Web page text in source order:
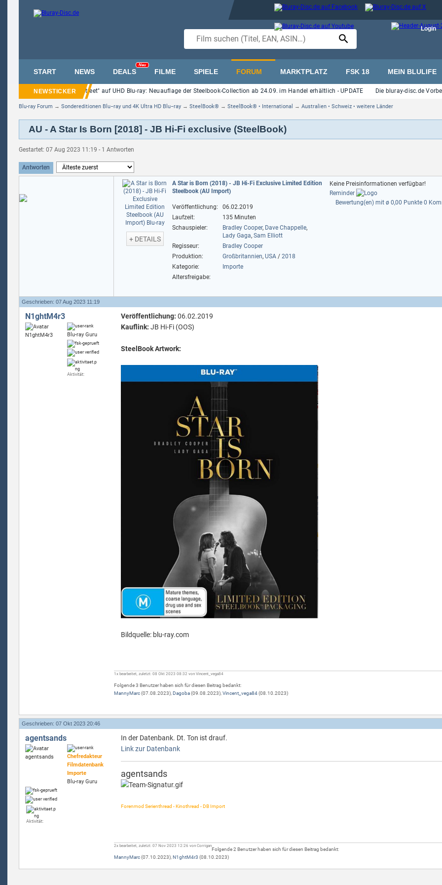
Login
START NEWS DEALS
Neu
FILME SPIELE FORUM MARKTPLATZ FSK 18 MEIN BLULIFE
"Nightmare on Elm Street" auf UHD Blu-ray: Neuauflage der Steelbook-Collection ab 24.09. im Handel erhältlich - UPDATE Die bluray-disc.de
Blu-ray Forum → Sondereditionen Blu−ray und 4K Ultra HD Blu−ray → SteelBook® → SteelBook® • International → Australien • Schweiz • weitere Länder
AU - A Star Is Born [2018] - JB Hi-Fi exclusive (SteelBook)
Gestartet: 07 Aug 2023 11:19 - 1 Antworten
Antworten
+ DETAILS
A Star is Born (2018) - JB Hi-Fi Exclusive Limited Edition
Steelbook (AU Import)
Veröffentlichung:
06.02.2019
Laufzeit:
135 Minuten
Schauspieler:
Bradley Cooper, Dave Chappelle,
Lady Gaga, Sam Elliott
Regisseur:
Bradley Cooper
Produktion:
Großbritannien, USA / 2018
Kategorie:
Importe
Altersfreigabe:
Keine Preisinformationen verfügbar!
Reminder
Bewertung(en) mit ø 0,00 Punkte 0
Geschrieben: 07 Aug 2023 11:19
N1ghtM4r3
Blu-ray Guru
Aktivität:
Veröffentlichung: 06.02.2019
Kauflink: JB Hi-Fi (OOS)
SteelBook Artwork:
Bildquelle: blu-ray.com
1x bearbeitet, zuletzt: 08 Okt 2023 08:32 von Vincent_vega84
Folgende 3 Benutzer haben sich für diesen Beitrag bedankt:
MannyMarc(07.08.2023), Dagoba(09.08.2023),Vincent_vega84(08.10.2023)
Geschrieben: 07 Okt 2023 20:46
agentsands
Chefredakteur
Filmdatenbank
Importe
Blu-ray Guru
Aktivität:
In der Datenbank. Dt. Ton ist drauf.
Link zur Datenbank
agentsands
Forenmod Serienthread - Kinothread - DB Import
2x bearbeitet, zuletzt: 07 Nov 2023 12:26 von Corrigan
Folgende 2 Benutzer haben sich für diesen Beitrag bedankt:
MannyMarc(07.10.2023), N1ghtM4r3 (08.10.2023)